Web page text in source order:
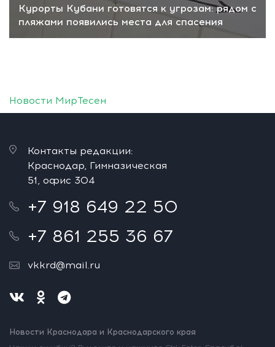
Курорты Кубани готовятся к угрозам: рядом с
пляжами появились места для спасения
Новости МирТесен
Контакты редакции:
Краснодар, Гимназическая
51, офис 304
+7 918 649 22 50
+7 861 255 36 67
vkkrd@mail.ru
Новости Краснодара и Краснодарского края